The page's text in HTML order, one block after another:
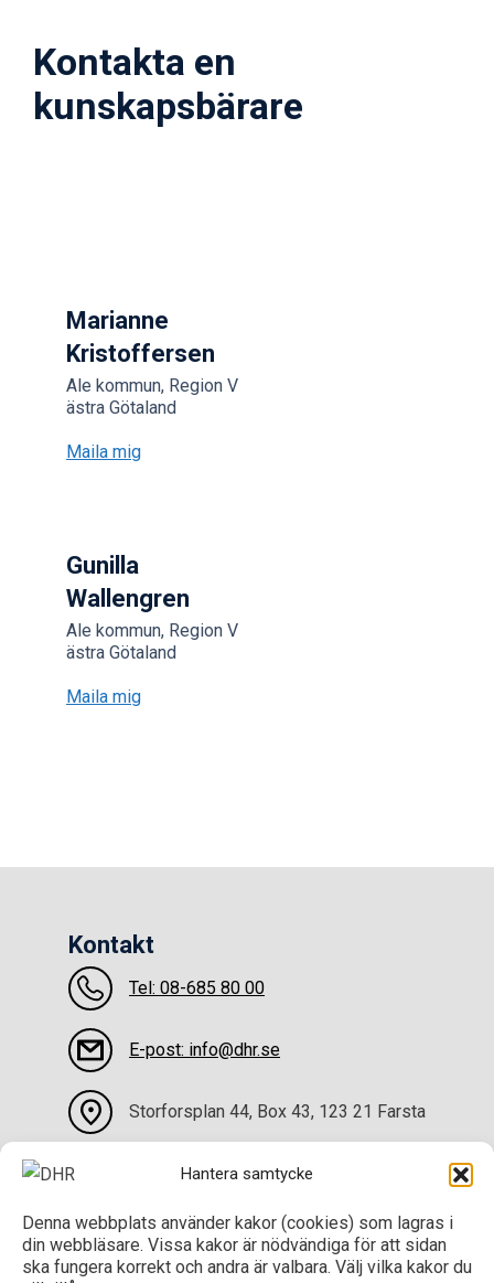
Hantera samtycke
Denna webbplats använder kakor (cookies) som lagras i
din webbläsare. Vissa kakor är nödvändiga för att sidan
ska fungera korrekt och andra är valbara. Välj vilka kakor du
Kontakta en
kunskapsbärare
Gunilla
Wallengren
Ale kommun, Region V
ästra Götaland
Maila mig
Marianne
Kristoffersen
Ale kommun, Region V
ästra Götaland
Maila mig
Kontakt
Tel: 08-685 80 00
E-post: info@dhr.se
Storforsplan 44, Box 43, 123 21 Farsta
Kontakta oss
Sociala medier